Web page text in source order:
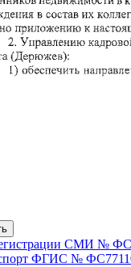
СМИ №
ФГИС №